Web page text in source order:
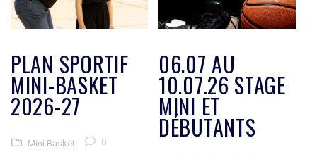
06.07 AU
10.07.26 STAGE
MINI ET
DÉBUTANTS
PLAN SPORTIF
MINI-BASKET
2026-27
Mini Basket 0